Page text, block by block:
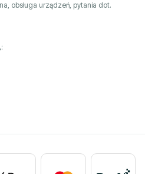
obsługa urządzeń, pytania dot.